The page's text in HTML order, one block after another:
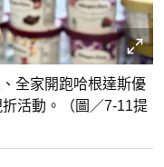
全家開跑哈根達斯優
活動。（圖／7-11提